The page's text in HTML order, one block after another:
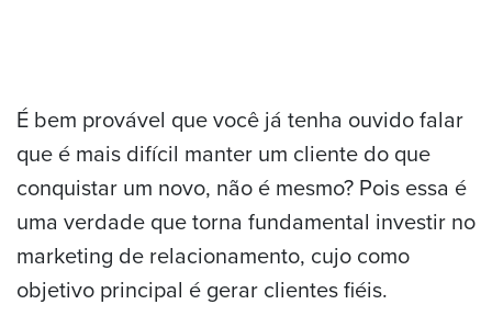
É bem provável que você já tenha ouvido falar
que é mais difícil manter um cliente do que
conquistar um novo, não é mesmo? Pois essa é
uma verdade que torna fundamental investir no
marketing de relacionamento, cujo como
objetivo principal é gerar clientes fiéis.